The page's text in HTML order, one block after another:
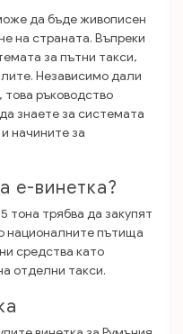
да бъде живописен
на страната. Въпреки
за пътни такси,
Независимо дали
ръководство
знаете за системата
начините за
е-винетка?
тона трябва да закупят
националните пътища
средства като
отделни такси.